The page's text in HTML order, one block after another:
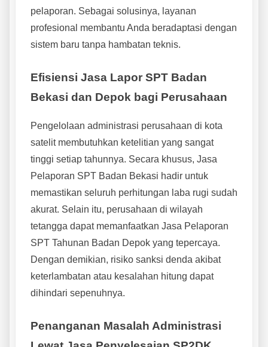
pelaporan. Sebagai solusinya, layanan
profesional membantu Anda beradaptasi dengan
sistem baru tanpa hambatan teknis.
Efisiensi Jasa Lapor SPT Badan
Bekasi dan Depok bagi Perusahaan
Pengelolaan administrasi perusahaan di kota
satelit membutuhkan ketelitian yang sangat
tinggi setiap tahunnya. Secara khusus, Jasa
Pelaporan SPT Badan Bekasi hadir untuk
memastikan seluruh perhitungan laba rugi sudah
akurat. Selain itu, perusahaan di wilayah
tetangga dapat memanfaatkan Jasa Pelaporan
SPT Tahunan Badan Depok yang tepercaya.
Dengan demikian, risiko sanksi denda akibat
keterlambatan atau kesalahan hitung dapat
dihindari sepenuhnya.
Penanganan Masalah Administrasi